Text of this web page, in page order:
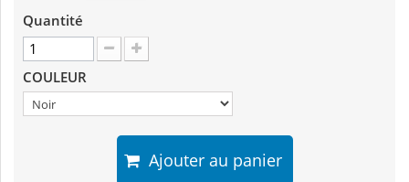
Quantité
COULEUR
Ajouter au panier